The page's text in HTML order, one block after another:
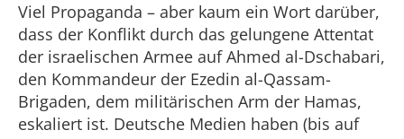
Viel Propaganda – aber kaum ein Wort darüber,
dass der Konflikt durch das gelungene Attentat
der israelischen Armee auf Ahmed al-Dschabari,
den Kommandeur der Ezedin al-Qassam-
Brigaden, dem militärischen Arm der Hamas,
eskaliert ist. Deutsche Medien haben (bis auf